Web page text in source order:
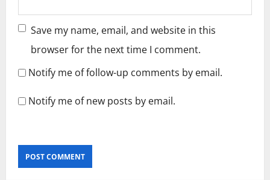
Save my name, email, and website in this
browser for the next time I comment.
Notify me of follow-up comments by email.
Notify me of new posts by email.